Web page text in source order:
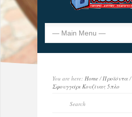
You are here: Home/ Προϊόντα/
Σφουγγάρι Κουζίνας 5πλο